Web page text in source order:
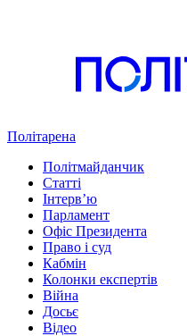
Політарена
Політмайданчик
Статті
Інтервʼю
Парламент
Офіс Президента
Право і суд
Кабмін
Колонки експертів
Війна
Досьє
Відео